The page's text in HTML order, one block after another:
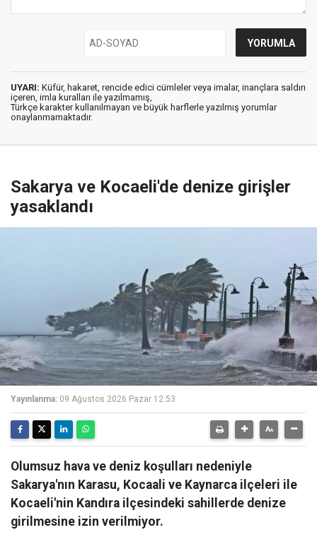
UYARI: Küfür, hakaret, rencide edici cümleler veya imalar, inançlara saldırı
içeren, imla kuralları ile yazılmamış,
Türkçe karakter kullanılmayan ve büyük harflerle yazılmış yorumlar
onaylanmamaktadır.
Sakarya ve Kocaeli'de denize girişler
yasaklandı
Yayınlanma: 09 Ağustos 2026 Pazar 12:53
Olumsuz hava ve deniz koşulları nedeniyle
Sakarya'nın Karasu, Kocaali ve Kaynarca ilçeleri ile
Kocaeli'nin Kandıra ilçesindeki sahillerde denize
girilmesine izin verilmiyor.